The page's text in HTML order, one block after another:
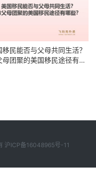
移民能否与父母共同生活？
母团聚的美国移民途径有哪
沪ICP备16048965号-11